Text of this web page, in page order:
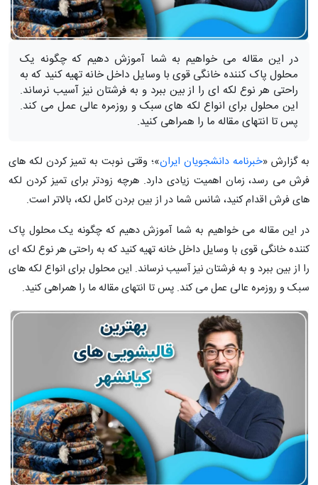
در این مقاله می خواهیم به شما آموزش دهیم که چگونه یک
محلول پاک کننده خانگی قوی با وسایل داخل خانه تهیه کنید که به
راحتی هر نوع لکه ای را از بین ببرد و به فرشتان نیز آسیب نرساند.
این محلول برای انواع لکه های سبک و روزمره عالی عمل می کند.
پس تا انتهای مقاله ما را همراهی کنید.
به گزارش «خبرنامه دانشجویان ایران»؛ وقتی نوبت به تمیز کردن لکه های
فرش می رسد، زمان اهمیت زیادی دارد. هرچه زودتر برای تمیز کردن لکه
های فرش اقدام کنید، شانس شما در از بین بردن کامل لکه، بالاتر است.
در این مقاله می خواهیم به شما آموزش دهیم که چگونه یک محلول پاک
کننده خانگی قوی با وسایل داخل خانه تهیه کنید که به راحتی هر نوع لکه ای
را از بین ببرد و به فرشتان نیز آسیب نرساند. این محلول برای انواع لکه های
سبک و روزمره عالی عمل می کند. پس تا انتهای مقاله ما را همراهی کنید.